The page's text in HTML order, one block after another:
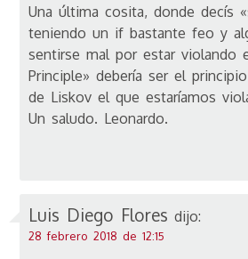
Una última cosita, donde decís
teniendo un if bastante feo y
sentirse mal por estar violando
Principle» debería ser el
de Liskov el que estaríamos
Un saludo. Leonardo.
Luis Diego Flores dijo:
28 febrero 2018 de 12:15